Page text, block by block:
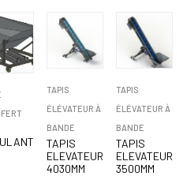
TAPIS
ÉLÉVATEUR À
BANDE
TAPIS
ELEVATEUR
4030MM
TAPIS
ÉLÉVATEUR À
BANDE
TAPIS
ELEVATEUR
3500MM